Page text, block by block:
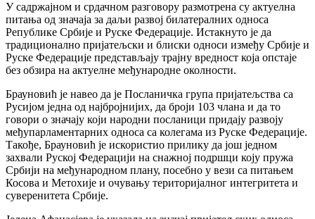
У садржајном и срдачном разговору размотрена су актуелна
питања од значаја за даљи развој билатералних односа
Републике Србије и Руске Федерације. Истакнуто је да
традиционално пријатељски и блиски односи између Србије и
Руске Федерације представљају трајну вредност која опстаје
без обзира на актуелне међународне околности.
Брауновић је навео да је Посланичка група пријатељства са
Русијом једна од најбројнијих, да броји 103 члана и да то
говори о значају који народни посланици придају развоју
међупарламентарних односа са колегама из Руске Федерације.
Такође, Брауновић је искористио прилику да још једном
захвали Руској Федерацији на снажној подршци коју пружа
Србији на међународном плану, посебно у вези са питањем
Косова и Метохије и очувању територијалног интегритета и
суверенитета Србије.